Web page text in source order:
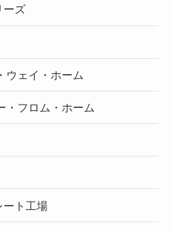
ーズ
ウェイ・ホーム
・フロム・ホーム
ート工場